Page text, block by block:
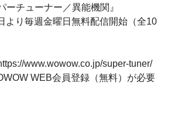
ーチューナー／異能機関』
より毎週金曜日無料配信開始（全10
www.wowow.co.jp/super-tuner/
WEB会員登録（無料）が必要